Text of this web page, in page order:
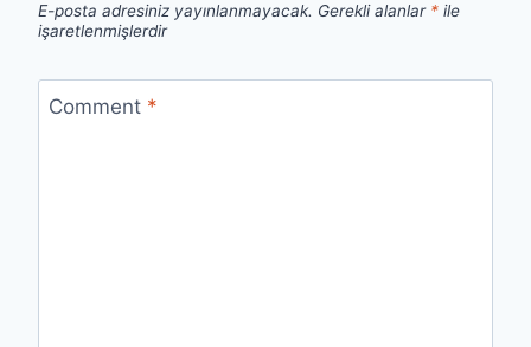
E-posta adresiniz yayınlanmayacak. Gerekli alanlar * ile
işaretlenmişlerdir
Comment *